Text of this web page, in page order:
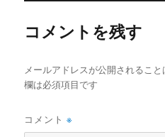
コメントを残す
メールアドレスが公開されること
欄は必須項目です
コメント※